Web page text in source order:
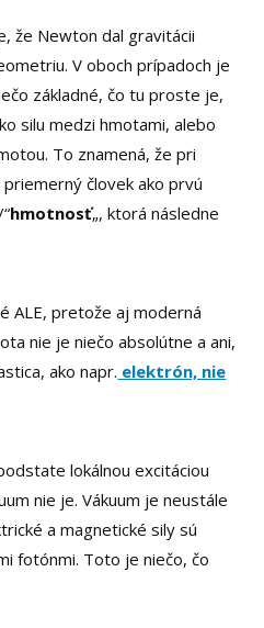
že Newton dal gravitácii
V oboch prípadoch je
základné, čo tu proste je,
silu medzi hmotami, alebo
To znamená, že pri
človek ako prvú
hmotnosť„, ktorá následne
ALE, pretože aj moderná
nie je niečo absolútne a ani,
ako napr. elektrón, nie
lokálnou excitáciou
nie je. Vákuum je neustále
a magnetické sily sú
fotónmi. Toto je niečo, čo